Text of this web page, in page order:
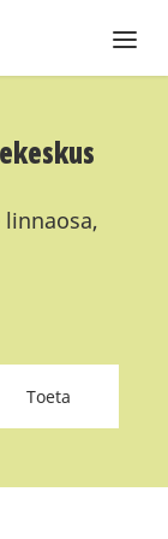
Toeta